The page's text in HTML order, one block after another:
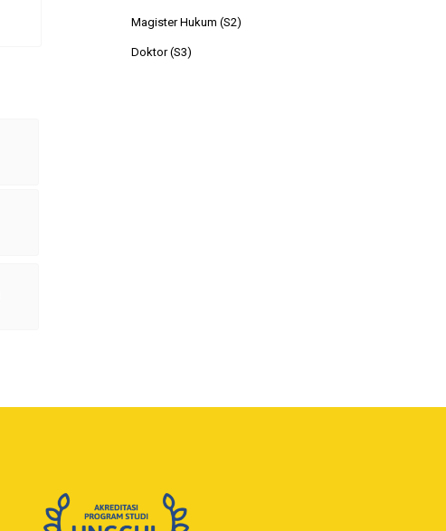
Magister Hukum (S2)
Doktor (S3)